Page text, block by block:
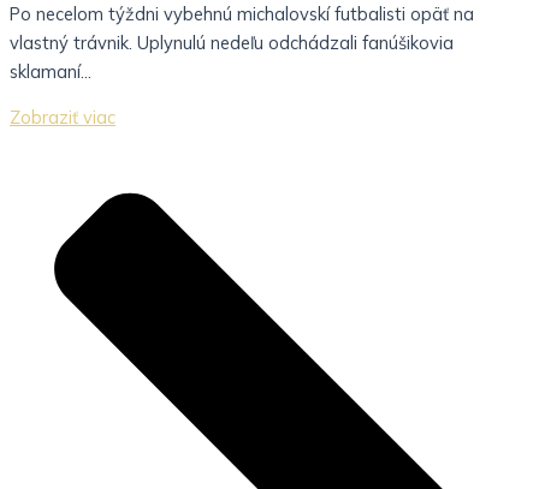
Po necelom týždni vybehnú michalovskí futbalisti opäť na
vlastný trávnik. Uplynulú nedeľu odchádzali fanúšikovia
sklamaní...
Zobraziť viac